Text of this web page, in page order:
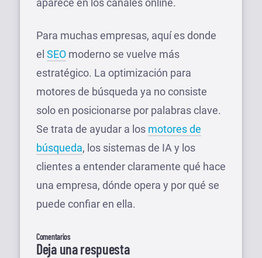
aparece en los canales online.
Para muchas empresas, aquí es donde
el SEO moderno se vuelve más
estratégico. La optimización para
motores de búsqueda ya no consiste
solo en posicionarse por palabras clave.
Se trata de ayudar a los motores de
búsqueda, los sistemas de IA y los
clientes a entender claramente qué hace
una empresa, dónde opera y por qué se
puede confiar en ella.
Comentarios
Deja una respuesta